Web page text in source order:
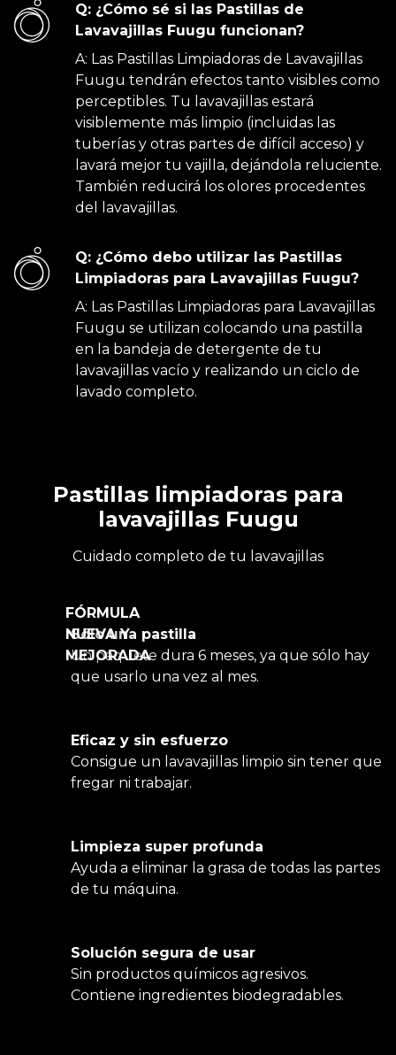
Q: ¿Cómo sé si las Pastillas de
Lavavajillas Fuugu funcionan?
A: Las Pastillas Limpiadoras de Lavavajillas
Fuugu tendrán efectos tanto visibles como
perceptibles. Tu lavavajillas estará
visiblemente más limpio (incluidas las
tuberías y otras partes de difícil acceso) y
lavará mejor tu vajilla, dejándola reluciente.
También reducirá los olores procedentes
del lavavajillas.
Q: ¿Cómo debo utilizar las Pastillas
Limpiadoras para Lavavajillas Fuugu?
A: Las Pastillas Limpiadoras para Lavavajillas
Fuugu se utilizan colocando una pastilla
en la bandeja de detergente de tu
lavavajillas vacío y realizando un ciclo de
lavado completo.
Pastillas limpiadoras para
lavavajillas Fuugu
Cuidado completo de tu lavavajillas
Sólo una pastilla
Un paquete dura 6 meses, ya que sólo hay
que usarlo una vez al mes.
Eficaz y sin esfuerzo
Consigue un lavavajillas limpio sin tener que
fregar ni trabajar.
FÓRMULA
NUEVA Y
MEJORADA
Limpieza super profunda
Ayuda a eliminar la grasa de todas las partes
de tu máquina.
Solución segura de usar
Sin productos químicos agresivos.
Contiene ingredientes biodegradables.